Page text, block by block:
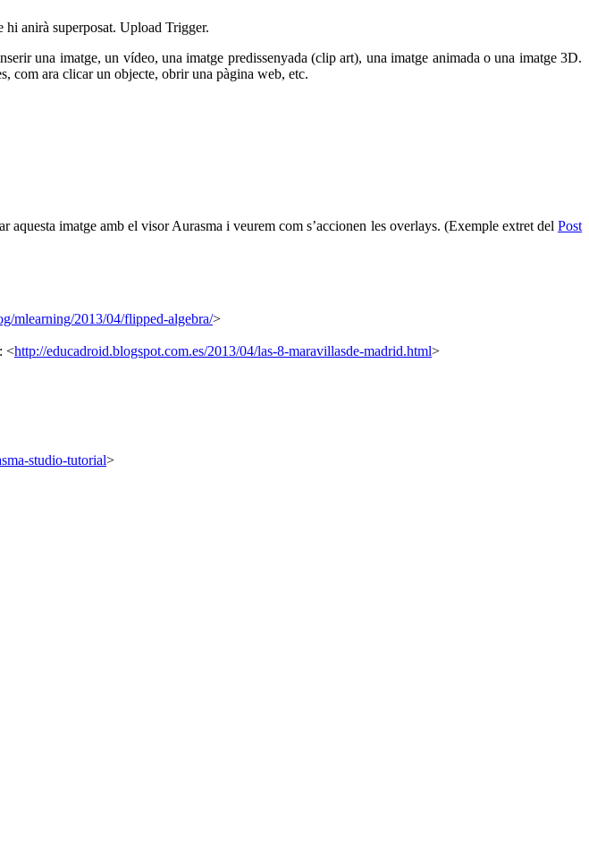
hi anirà superposat. Upload Trigger.
una imatge, un vídeo, una imatge predissenyada (clip art), una imatge animada o una imatge 3D.
com ara clicar un objecte, obrir una pàgina web, etc.
imatge amb el visor Aurasma i veurem com s’accionen les overlays. (Exemple extret del Post
mlearning/2013/04/flipped-algebra/>
<http://educadroid.blogspot.com.es/2013/04/las-8-maravillasde-madrid.html>
studio-tutorial>